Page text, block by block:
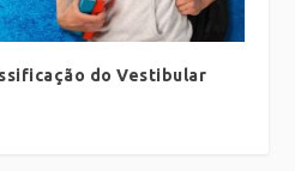
do Vestibular